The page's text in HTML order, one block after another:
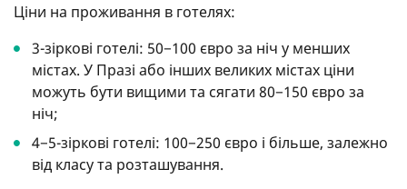
Ціни на проживання в готелях:
3-зіркові готелі: 50−100 євро за ніч у менших
містах. У Празі або інших великих містах ціни
можуть бути вищими та сягати 80−150 євро за
ніч;
4−5-зіркові готелі: 100−250 євро і більше, залежно
від класу та розташування.